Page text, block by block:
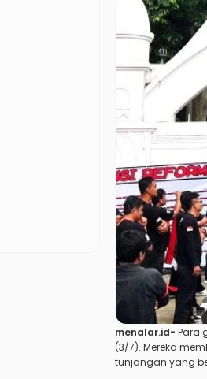
menalar.id- Para
(3/7). Mereka
tunjangan yang